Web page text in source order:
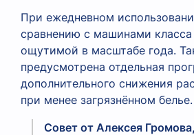
При ежедневном
сравнению с машинами
ощутимой в масштабе года.
предусмотрена отдельная
дополнительного снижения
при менее загрязнённом белье.
Совет от Алексея